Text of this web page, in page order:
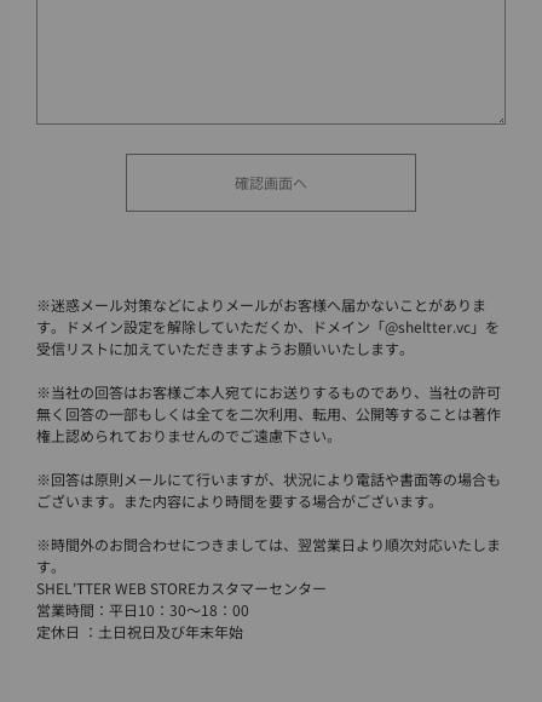
※迷惑メール対策などによりメールがお客様へ届かないことがありま
す。ドメイン設定を解除していただくか、ドメイン「@sheltter.vc」を
受信リストに加えていただきますようお願いいたします。
※当社の回答はお客様ご本人宛てにお送りするものであり、当社の許可
無く回答の一部もしくは全てを二次利用、転用、公開等することは著作
権上認められておりませんのでご遠慮下さい。
※回答は原則メールにて行いますが、状況により電話や書面等の場合も
ございます。また内容により時間を要する場合がございます。
※時間外のお問合わせにつきましては、翌営業日より順次対応いたしま
す。
SHEL'TTER WEB STOREカスタマーセンター
営業時間：平日10：30～18：00
定休日 ：土日祝日及び年末年始